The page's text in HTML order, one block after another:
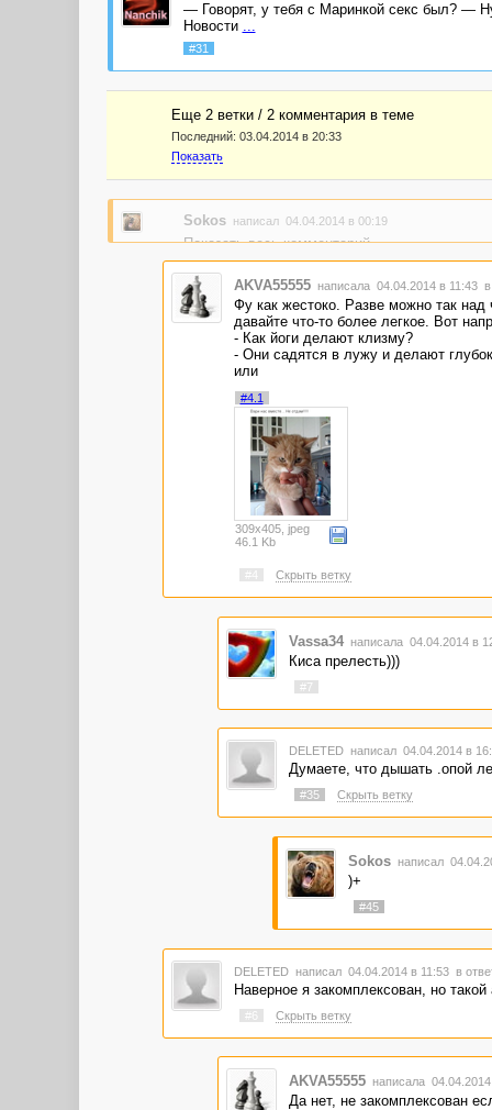
— Говорят, у тебя с Маринкой ceкc был? —
Новости ...
#31
Еще 2 ветки / 2 комментария в темe
Последний: 03.04.2014 в 20:33
Показать
Sokos написал 04.04.2014 в 00:19
Показать весь комментарий
AKVA55555 написала 04.04.2014 в 11:43
Фу как жестоко. Разве можно так над
давайте что-то более легкое. Вот
- Как йоги делают клизму?
- Они садятся в лужу и делают
или
#4.1
309x405, jpeg
46.1 Kb
#4 Скрыть ветку
Vassa34 написала 04.04.2014 в
Киса прелесть)))
#7
DELETED написал 04.04.2014 в
Думаете, что дышать .опой
#35 Скрыть ветку
Sokos написал
)+
#45
DELETED написал 04.04.2014 в 11:53 в
Наверное я закомплексован, но такой
#6 Скрыть ветку
AKVA55555 написала
Да нет, не закомплексован